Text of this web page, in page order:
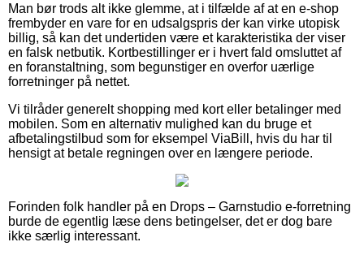
Man bør trods alt ikke glemme, at i tilfælde af at en e-shop
frembyder en vare for en udsalgspris der kan virke utopisk
billig, så kan det undertiden være et karakteristika der viser
en falsk netbutik. Kortbestillinger er i hvert fald omsluttet af
en foranstaltning, som begunstiger en overfor uærlige
forretninger på nettet.
Vi tilråder generelt shopping med kort eller betalinger med
mobilen. Som en alternativ mulighed kan du bruge et
afbetalingstilbud som for eksempel ViaBill, hvis du har til
hensigt at betale regningen over en længere periode.
Forinden folk handler på en Drops – Garnstudio e-forretning
burde de egentlig læse dens betingelser, det er dog bare
ikke særlig interessant.